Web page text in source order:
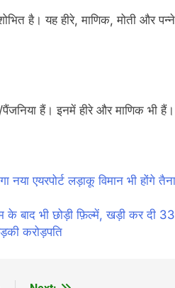
है। यह हीरे, माणिक, मोती और
हैं। इनमें हीरे और माणिक भी हैं।
एयरपोर्ट लड़ाकू विमान भी होंगे
भी छोड़ी फ़िल्में, खड़ी कर दी
करोड़पति